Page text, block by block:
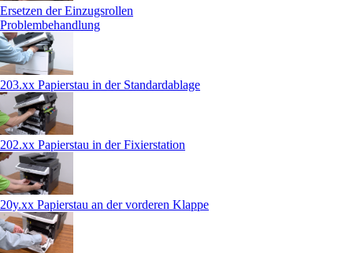
Ersetzen der Einzugsrollen
Problembehandlung
203.xx Papierstau in der Standardablage
202.xx Papierstau in der Fixierstation
20y.xx Papierstau an der vorderen Klappe